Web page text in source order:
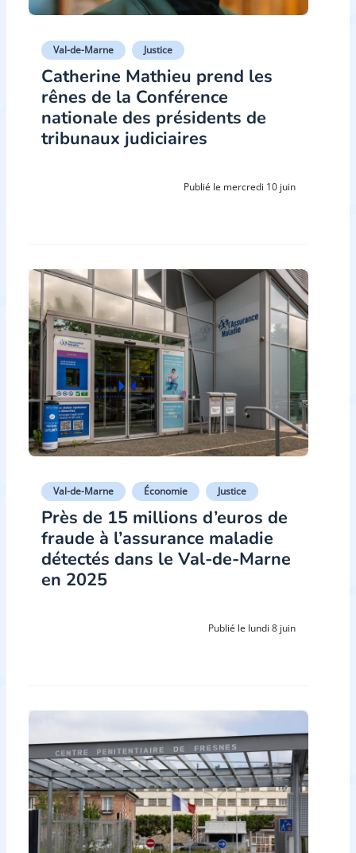
Val-de-Marne Justice
Catherine Mathieu prend les
rênes de la Conférence
nationale des présidents de
tribunaux judiciaires
Publié le mercredi 10 juin
Val-de-Marne Économie Justice
Près de 15 millions d’euros de
fraude à l’assurance maladie
détectés dans le Val-de-Marne
en 2025
Publié le lundi 8 juin